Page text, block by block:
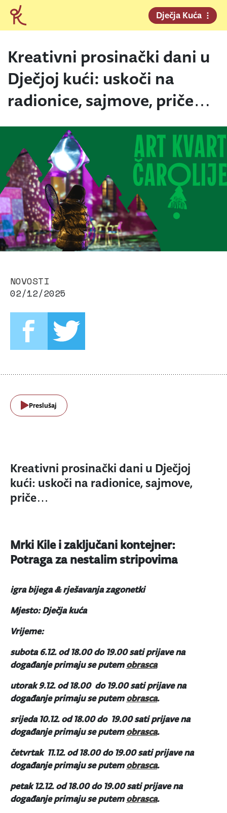
Dječja Kuća
Kreativni prosinački dani u
Dječjoj kući: uskoči na
radionice, sajmove, priče…
NOVOSTI
02/12/2025
Preslušaj
Kreativni prosinački dani u Dječjoj
kući: uskoči na radionice, sajmove,
priče…
Mrki Kile i zaključani kontejner:
Potraga za nestalim stripovima
igra bijega & rješavanja zagonetki
Mjesto: Dječja kuća
Vrijeme:
subota 6.12. od 18.00 do 19.00 sati prijave na
događanje primaju se putemobrasca
utorak 9.12. od 18.00 do 19.00 sati prijave na
događanje primaju se putemobrasca.
srijeda 10.12. od 18.00 do 19.00 sati prijave na
događanje primaju se putemobrasca.
četvrtak 11.12. od 18.00 do 19.00 sati prijave na
događanje primaju se putemobrasca.
petak 12.12. od 18.00 do 19.00 sati prijave na
događanje primaju se putemobrasca.